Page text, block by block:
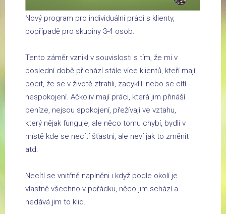
Nový program pro individuální práci s klienty,
popřípadě pro skupiny 3-4 osob.
Tento záměr vznikl v souvislosti s tím, že mi v
poslední době přichází stále více klientů, kteří mají
pocit, že se v životě ztratili, zacyklili nebo se cítí
nespokojení. Ačkoliv mají práci, která jim přináší
peníze, nejsou spokojení, přežívají ve vztahu,
který nějak funguje, ale něco tomu chybí, bydlí v
místě kde se necítí šťastni, ale neví jak to změnit
atd.
Necítí se vnitřně naplněni i když podle okolí je
vlastně všechno v pořádku, něco jim schází a
nedává jim to klid.